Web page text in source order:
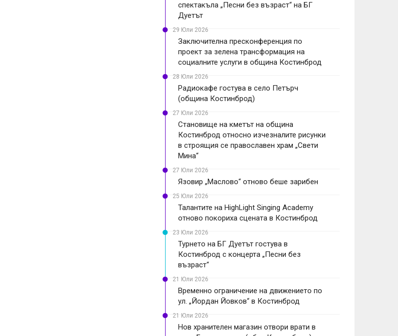
спектакъла „Песни без възраст“ на БГ
Дуетът
29 Юли 2026
Заключителна пресконференция по
проект за зелена трансформация на
социалните услуги в община Костинброд
28 Юли 2026
Радиокафе гостува в село Петърч
(община Костинброд)
27 Юли 2026
Становище на кметът на община
Костинброд относно изчезналите рисунки
в строящия се православен храм „Свети
Мина“
27 Юли 2026
Язовир „Маслово“ отново беше зарибен
25 Юли 2026
Талантите на HighLight Singing Academy
отново покориха сцената в Костинброд
23 Юли 2026
Турнето на БГ Дуетът гостува в
Костинброд с концерта „Песни без
възраст“
21 Юли 2026
Временно ограничение на движението по
ул. „Йордан Йовков“ в Костинброд
21 Юли 2026
Нов хранителен магазин отвори врати в